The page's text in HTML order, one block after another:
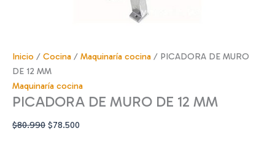
Inicio / Cocina / Maquinaría cocina / PICADORA DE MURO
DE 12 MM
Maquinaría cocina
PICADORA DE MURO DE 12 MM
$80.990 El
$78.500